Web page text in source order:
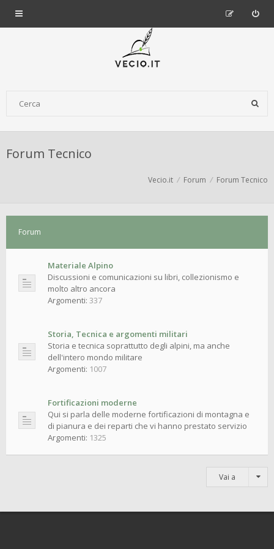
Forum Tecnico
Vecio.it Forum Forum Tecnico
Forum
Materiale Alpino
Discussioni e comunicazioni su libri, collezionismo e
molto altro ancora
Argomenti: 337
Storia, Tecnica e argomenti militari
Storia e tecnica soprattutto degli alpini, ma anche
dell'intero mondo militare
Argomenti: 1007
Fortificazioni moderne
Qui si parla delle moderne fortificazioni di montagna e
di pianura e dei reparti che vi hanno prestato servizio
Argomenti: 1325
Vai a